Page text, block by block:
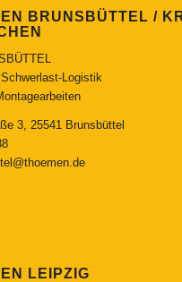
BRUNSBÜTTEL /
Logistik
3, 25541 Brunsbüttel
LEIPZIG